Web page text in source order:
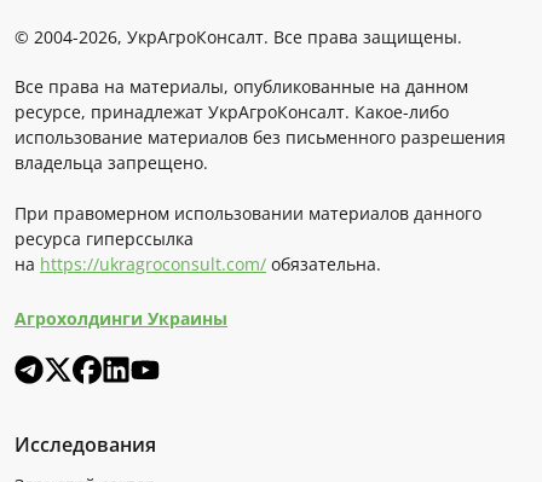
© 2004-2026, УкрАгроКонсалт. Все права защищены.
Все права на материалы, опубликованные на данном
ресурсе, принадлежат УкрАгроКонсалт. Какое-либо
использование материалов без письменного разрешения
владельца запрещено.
При правомерном использовании материалов данного
ресурса гиперссылка
на https://ukragroconsult.com/ обязательна.
Агрохолдинги Украины
Исследования